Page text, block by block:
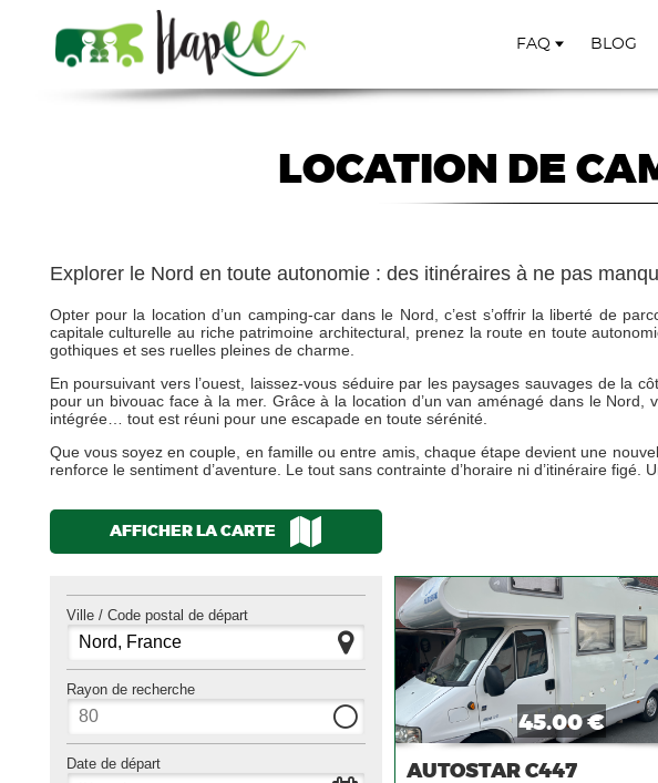
FAQ BLOG
LOCATION DE
Explorer le Nord en toute autonomie : des itinéraires à ne pas
Opter pour la location d’un camping-car dans le Nord, c’est s’offrir la liberté de
capitale culturelle au riche patrimoine architectural, prenez la route en toute
gothiques et ses ruelles pleines de charme.
En poursuivant vers l’ouest, laissez-vous séduire par les paysages sauvages de la
pour un bivouac face à la mer. Grâce à la location d’un van aménagé dans le
intégrée… tout est réuni pour une escapade en toute sérénité.
Que vous soyez en couple, en famille ou entre amis, chaque étape devient une
renforce le sentiment d’aventure. Le tout sans contrainte d’horaire ni d’itinéraire
AFFICHER LA CARTE
Ville / Code postal de départ
Rayon de recherche
Date de départ
45.00 €
AUTOSTAR C447